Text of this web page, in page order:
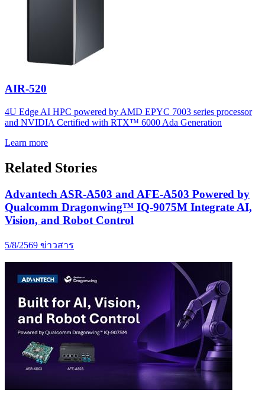
AIR-520
4U Edge AI HPC powered by AMD EPYC 7003 series processor
and NVIDIA Certified with RTX™ 6000 Ada Generation
Learn more
Related Stories
Advantech ASR-A503 and AFE-A503 Powered by
Qualcomm Dragonwing™ IQ-9075M Integrate AI,
Vision, and Robot Control
5/8/2569 ข่าวสาร